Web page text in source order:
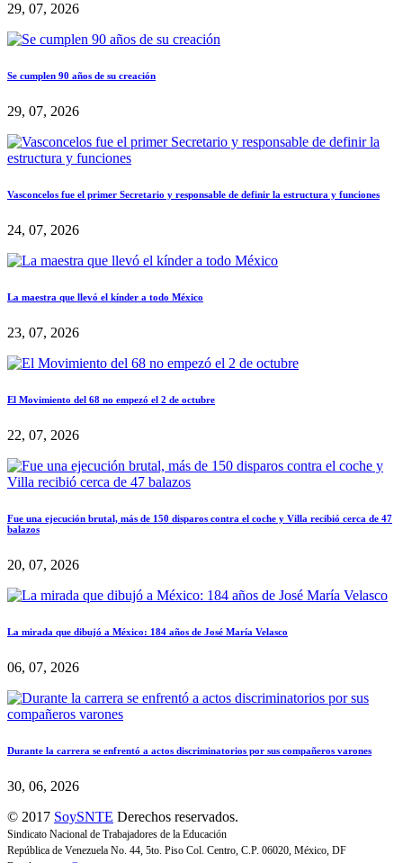
29, 07, 2026
Se cumplen 90 años de su creación
29, 07, 2026
Vasconcelos fue el primer Secretario y responsable de definir la estructura y funciones
24, 07, 2026
La maestra que llevó el kínder a todo México
23, 07, 2026
El Movimiento del 68 no empezó el 2 de octubre
22, 07, 2026
Fue una ejecución brutal, más de 150 disparos contra el coche y Villa recibió cerca de 47
balazos
20, 07, 2026
La mirada que dibujó a México: 184 años de José María Velasco
06, 07, 2026
Durante la carrera se enfrentó a actos discriminatorios por sus compañeros varones
30, 06, 2026
© 2017 SoySNTE Derechos reservados.
Sindicato Nacional de Trabajadores de la Educación
República de Venezuela No. 44, 5to. Piso Col. Centro, C.P. 06020, México, DF